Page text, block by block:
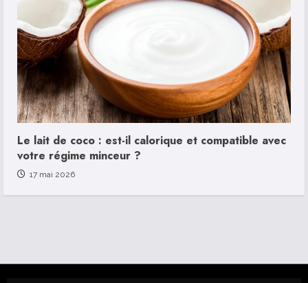
Le lait de coco : est-il calorique et compatible avec
votre régime minceur ?
17 mai 2026